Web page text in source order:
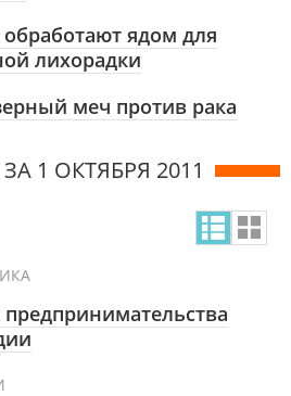
ядом для
лихорадки
меч против рака
1 ОКТЯБРЯ 2011